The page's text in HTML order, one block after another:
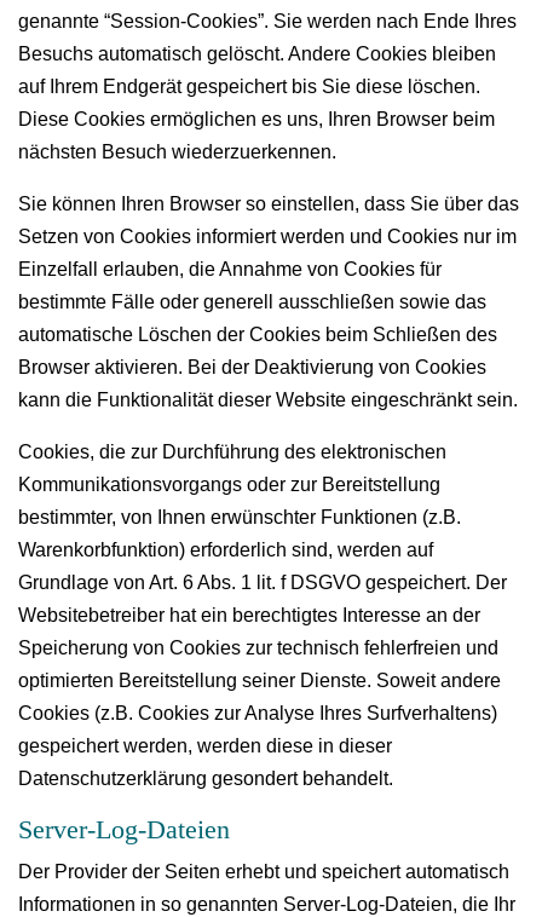
genannte “Session-Cookies”. Sie werden nach Ende Ihres
Besuchs automatisch gelöscht. Andere Cookies bleiben
auf Ihrem Endgerät gespeichert bis Sie diese löschen.
Diese Cookies ermöglichen es uns, Ihren Browser beim
nächsten Besuch wiederzuerkennen.
Sie können Ihren Browser so einstellen, dass Sie über das
Setzen von Cookies informiert werden und Cookies nur im
Einzelfall erlauben, die Annahme von Cookies für
bestimmte Fälle oder generell ausschließen sowie das
automatische Löschen der Cookies beim Schließen des
Browser aktivieren. Bei der Deaktivierung von Cookies
kann die Funktionalität dieser Website eingeschränkt sein.
Cookies, die zur Durchführung des elektronischen
Kommunikationsvorgangs oder zur Bereitstellung
bestimmter, von Ihnen erwünschter Funktionen (z.B.
Warenkorbfunktion) erforderlich sind, werden auf
Grundlage von Art. 6 Abs. 1 lit. f DSGVO gespeichert. Der
Websitebetreiber hat ein berechtigtes Interesse an der
Speicherung von Cookies zur technisch fehlerfreien und
optimierten Bereitstellung seiner Dienste. Soweit andere
Cookies (z.B. Cookies zur Analyse Ihres Surfverhaltens)
gespeichert werden, werden diese in dieser
Datenschutzerklärung gesondert behandelt.
Server-Log-Dateien
Der Provider der Seiten erhebt und speichert automatisch
Informationen in so genannten Server-Log-Dateien, die Ihr